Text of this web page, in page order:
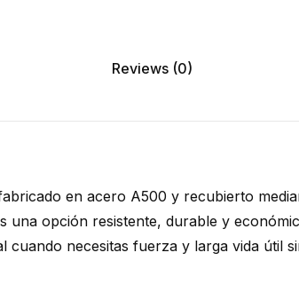
Reviews (0)
en acero A500 y recubierto
una opción resistente, durable y
necesitas fuerza y larga vida útil